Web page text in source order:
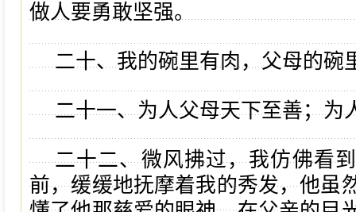
做人要勇敢坚强。
二十、我的碗里有肉，父母的碗
二十一、为人父母天下至善；为
二十二、微风拂过，我仿佛看
前，缓缓地抚摩着我的秀发，他虽